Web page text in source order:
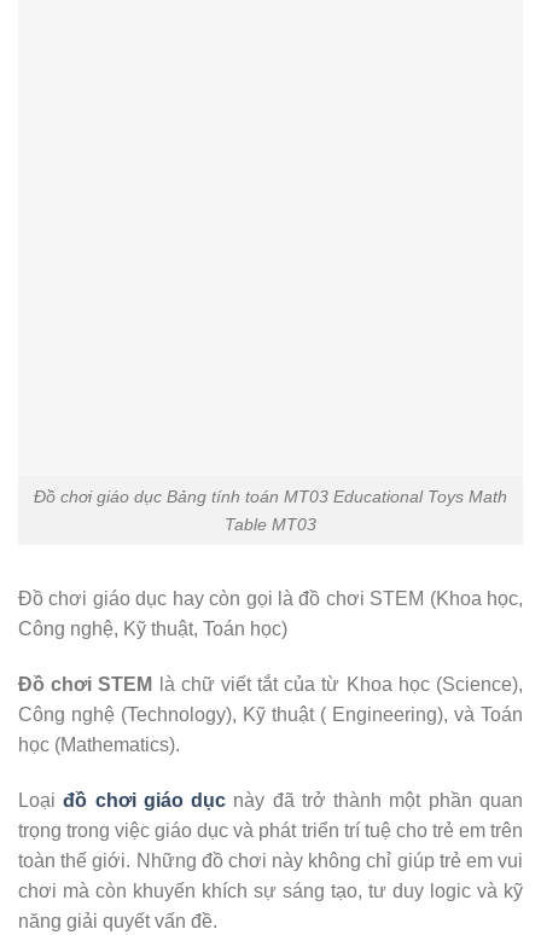
Đồ chơi giáo dục Bảng tính toán MT03 Educational Toys Math
Table MT03
Đồ chơi giáo dục hay còn gọi là đồ chơi STEM (Khoa học,
Công nghệ, Kỹ thuật, Toán học)
Đồ chơi STEM
là chữ viết tắt của từ Khoa học (Science),
Công nghệ (Technology), Kỹ thuật ( Engineering), và Toán
học (Mathematics).
Loạiđồ chơi giáo dục này đã trở thành một phần quan
trọng trong việc giáo dục và phát triển trí tuệ cho trẻ em trên
toàn thế giới. Những đồ chơi này không chỉ giúp trẻ em vui
chơi mà còn khuyến khích sự sáng tạo, tư duy logic và kỹ
năng giải quyết vấn đề.